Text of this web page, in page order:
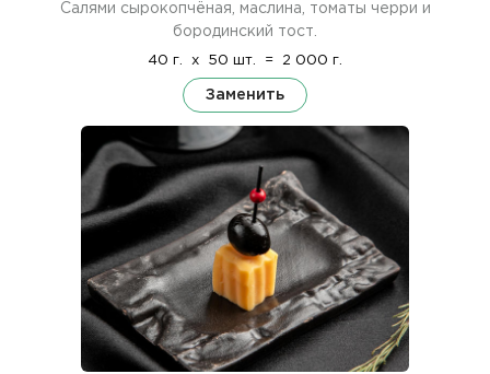
Салями сырокопчёная, маслина, томаты черри и
бородинский тост.
40 г. x 50 шт. = 2 000 г.
Заменить